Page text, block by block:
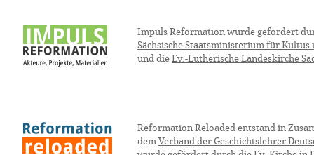
Impuls Reformation wurde gefördert
Sächsische Staatsministerium für Kultus
und die Ev.-Lutherische Landeskirche
Reformation Reloaded entstand in
dem Verband der Geschichtslehrer